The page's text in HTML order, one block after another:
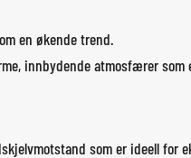
en økende trend.
innbydende atmosfærer som
som er ideell for